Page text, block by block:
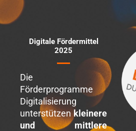
Digitale Fördermittel
2025
Die
Förderprogramme
Digitalisierung
unterstützenkleinere
und mittlere